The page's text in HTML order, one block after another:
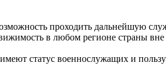
проходить дальнейшую
в любом регионе страны
статус военнослужащих и